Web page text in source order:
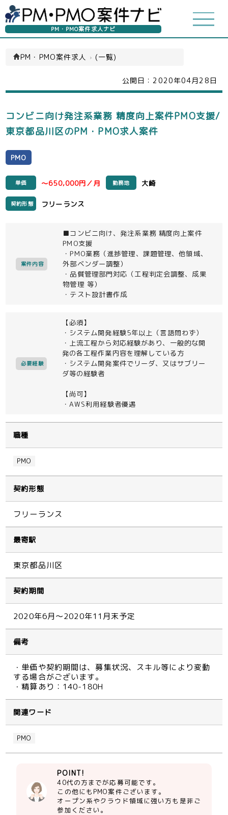
PM・PMO案件求人ナビ
PM・PMO案件求人 › (一覧)
公開日： 2020年04月28日
コンビニ向け発注系業務 精度向上案件PMO支援/
東京都品川区のPM・PMO求人案件
PMO
単価 ～650,000円／月 勤務地 大崎
契約形態 フリーランス
案件内容
■コンビニ向け、発注系業務 精度向上案件
PMO支援
・PMO業務（進捗管理、課題管理、他領域、
外部ベンダー調整）
・品質管理部門対応（工程判定会調整、成果
物管理 等）
・テスト設計書作成
必要経験
【必須】
・システム開発経験5年以上（言語問わず）
・上流工程から対応経験があり、一般的な開
発の各工程作業内容を理解している方
・システム開発案件でリーダ、又はサブリー
ダ等の経験者
【尚可】
・AWS利用経験者優遇
職種
PMO
契約形態
フリーランス
最寄駅
東京都品川区
契約期間
2020年6月～2020年11月末予定
備考
・単価や契約期間は、募集状況、スキル等により変動
する場合がございます。
・精算あり：140-180H
関連ワード
PMO
POINT!
40代の方までが応募可能です。
この他にもPMO案件ございます。
オープン系やクラウド領域に強い方も是非ご
参加ください。